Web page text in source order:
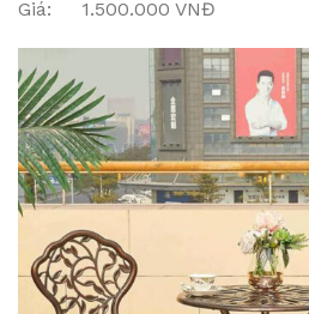
Giá: 1.500.000 VNĐ